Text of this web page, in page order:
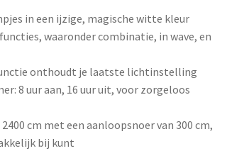
in een ijzige, magische witte kleur
waaronder combinatie, in wave, en
onthoudt je laatste lichtinstelling
8 uur aan, 16 uur uit, voor zorgeloos
cm met een aanloopsnoer van 300 cm,
bij kunt